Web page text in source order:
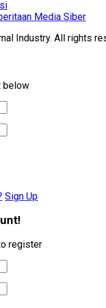
Media Siber
Industry. All rights
below
Sign Up
register